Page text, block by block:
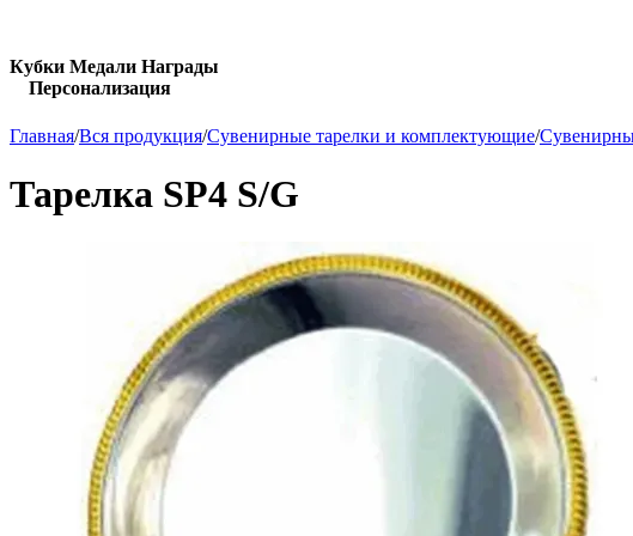
Кубки Медали Награды
Персонализация
Главная/Вся продукция/Сувенирные тарелки и комплектующие/
Тарелка SP4 S/G